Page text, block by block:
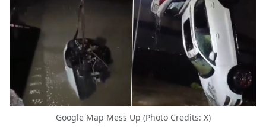
Google Map Mess Up (Photo Credits: X)